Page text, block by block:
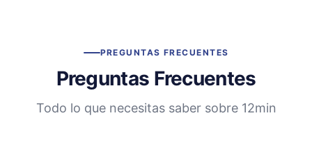
PREGUNTAS FRECUENTES
Preguntas Frecuentes
Todo lo que necesitas saber sobre 12min